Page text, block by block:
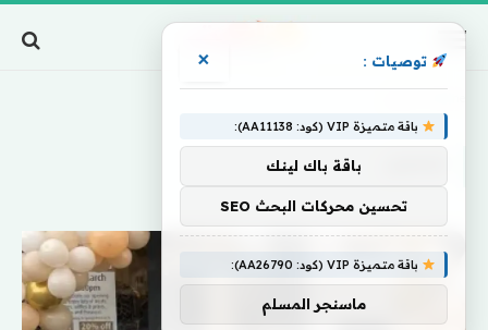
توصيات : ×
باقة متميزة VIP (كود: AA11138):
باقة باك لينك
تحسين محركات البحث SEO
باقة متميزة VIP (كود: AA26790):
ماسنجر المسلم